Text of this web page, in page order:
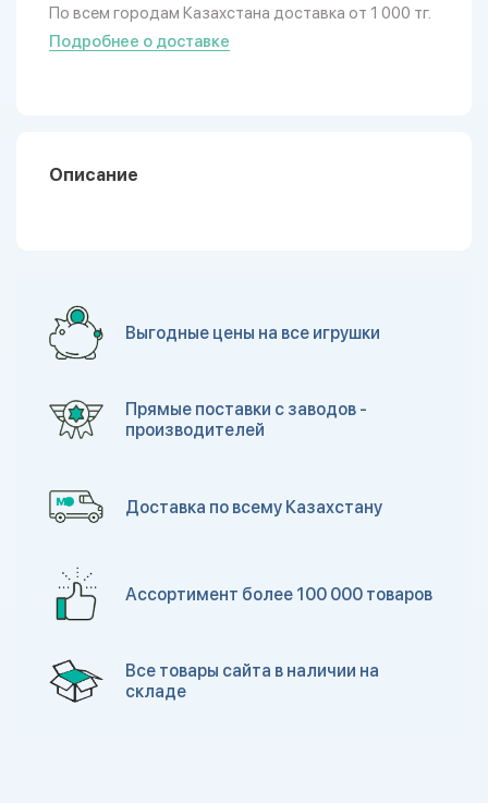
По всем городам Казахстана доставка от 1 000 тг.
Подробнее о доставке
Описание
Выгодные цены на все игрушки
Прямые поставки с заводов -
производителей
Доставка по всему Казахстану
Ассортимент более 100 000 товаров
Все товары сайта в наличии на
складе